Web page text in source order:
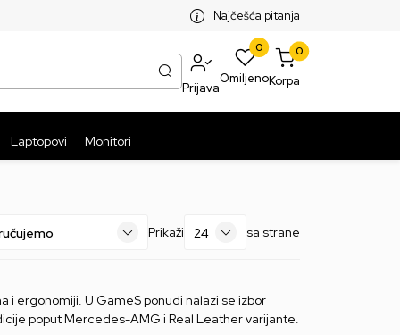
ISPORUKA PAKETA PREKO 5999 RSDNajčešća pitanja
Prijava
0
Omiljeno
0
Korpa
Laptopovi Monitori
Prikaži sa strane
i ergonomiji. U GameS ponudi nalazi se izbor
poput Mercedes-AMG i Real Leather varijante.